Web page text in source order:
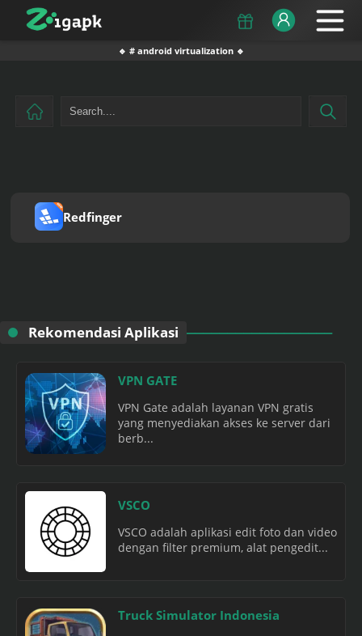
🔹 # android virtualization 🔹
Redfinger
Rekomendasi Aplikasi
VPN GATE
VPN Gate adalah layanan VPN gratis
yang menyediakan akses ke server dari
berb...
VSCO
VSCO adalah aplikasi edit foto dan video
dengan filter premium, alat pengedit...
Truck Simulator Indonesia